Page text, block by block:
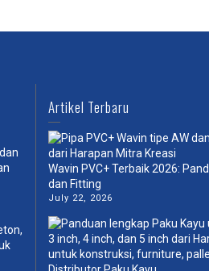
Artikel Terbaru
Wavin PVC+ Terbaik 2026:
dan Fitting
July 22, 2026